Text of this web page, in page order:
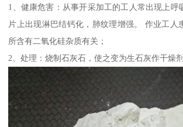
1、健康危害：从事开采加工的工人常出现上呼
片上出现淋巴结钙化，肺纹理增强。 作业工人
所含有二氧化硅杂质有关；
2、处理：烧制石灰石，使之变为生石灰作干燥剂